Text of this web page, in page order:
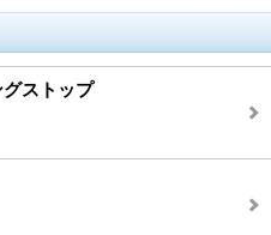
ストップ